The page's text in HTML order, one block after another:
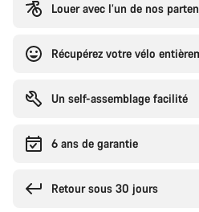
Louer avec l’un de nos
Récupérez votre vélo
Un self-assemblage facilité
6 ans de garantie
Retour sous 30 jours